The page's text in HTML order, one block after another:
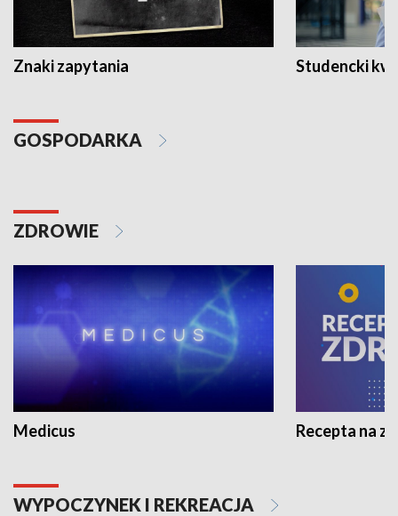
Znaki zapytania Studencki
GOSPODARKA
ZDROWIE
Medicus Recepta na
WYPOCZYNEK I REKREACJA